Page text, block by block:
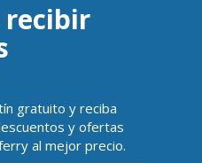
recibir
gratuito y reciba
y ofertas
al mejor precio.